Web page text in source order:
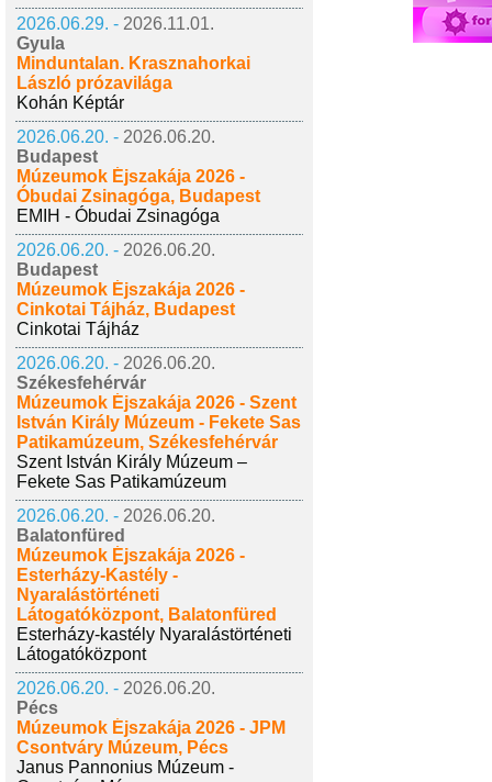
2026.06.29. - 2026.11.01.
Gyula
Minduntalan. Krasznahorkai
László prózavilága
Kohán Képtár
2026.06.20. - 2026.06.20.
Budapest
Múzeumok Éjszakája 2026 -
Óbudai Zsinagóga, Budapest
EMIH - Óbudai Zsinagóga
2026.06.20. - 2026.06.20.
Budapest
Múzeumok Éjszakája 2026 -
Cinkotai Tájház, Budapest
Cinkotai Tájház
2026.06.20. - 2026.06.20.
Székesfehérvár
Múzeumok Éjszakája 2026 - Szent
István Király Múzeum - Fekete Sas
Patikamúzeum, Székesfehérvár
Szent István Király Múzeum –
Fekete Sas Patikamúzeum
2026.06.20. - 2026.06.20.
Balatonfüred
Múzeumok Éjszakája 2026 -
Esterházy-Kastély -
Nyaralástörténeti
Látogatóközpont, Balatonfüred
Esterházy-kastély Nyaralástörténeti
Látogatóközpont
2026.06.20. - 2026.06.20.
Pécs
Múzeumok Éjszakája 2026 - JPM
Csontváry Múzeum, Pécs
Janus Pannonius Múzeum -